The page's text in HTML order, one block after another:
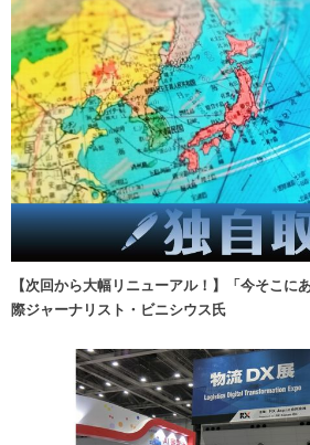
【次回から大幅リニューアル！】「今そこ
際ジャーナリスト・ビニシウス氏